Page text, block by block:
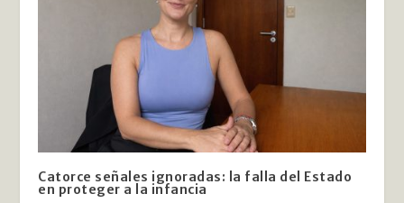
Catorce señales ignoradas: la falla del Estado
en proteger a la infancia